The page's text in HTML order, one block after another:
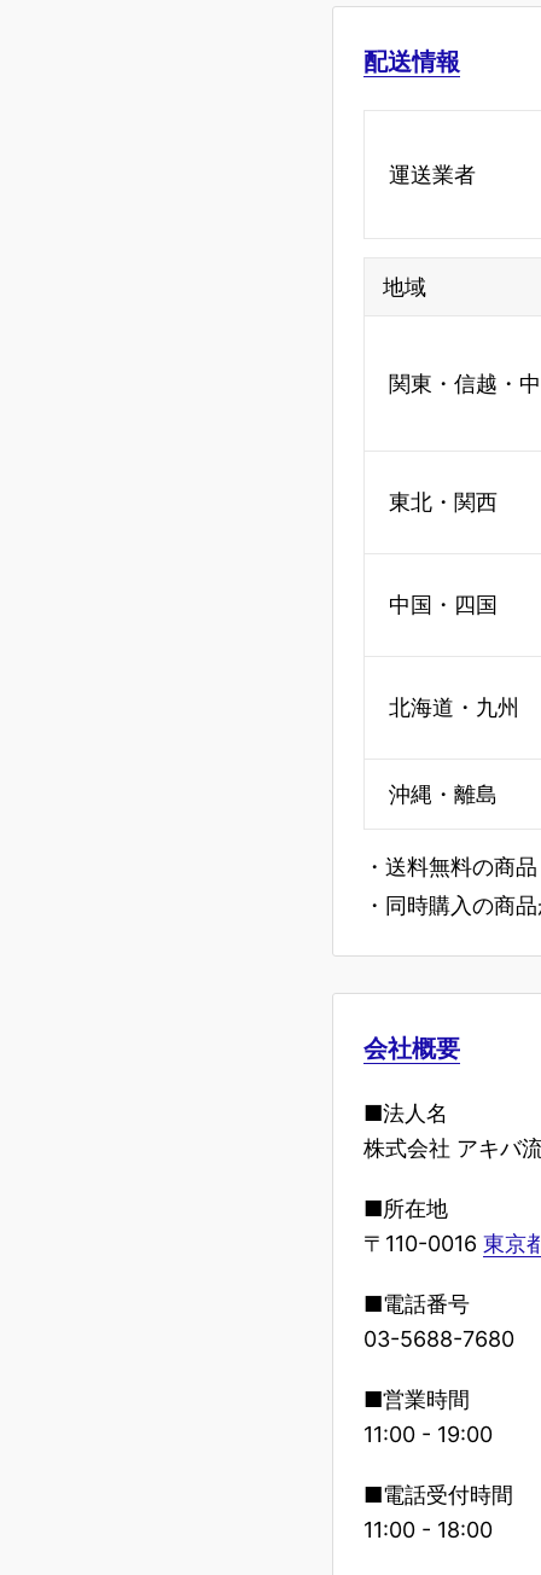
配送情報
運送業者
地域
関東・信越・
東北・関西
中国・四国
北海道・九州
沖縄・離島
・送料無料の商
・同時購入の商
会社概要
■法人名
株式会社 アキバ
■所在地
〒110-0016 東京
■電話番号
03-5688-7680
■営業時間
11:00 - 19:00
■電話受付時間
11:00 - 18:00